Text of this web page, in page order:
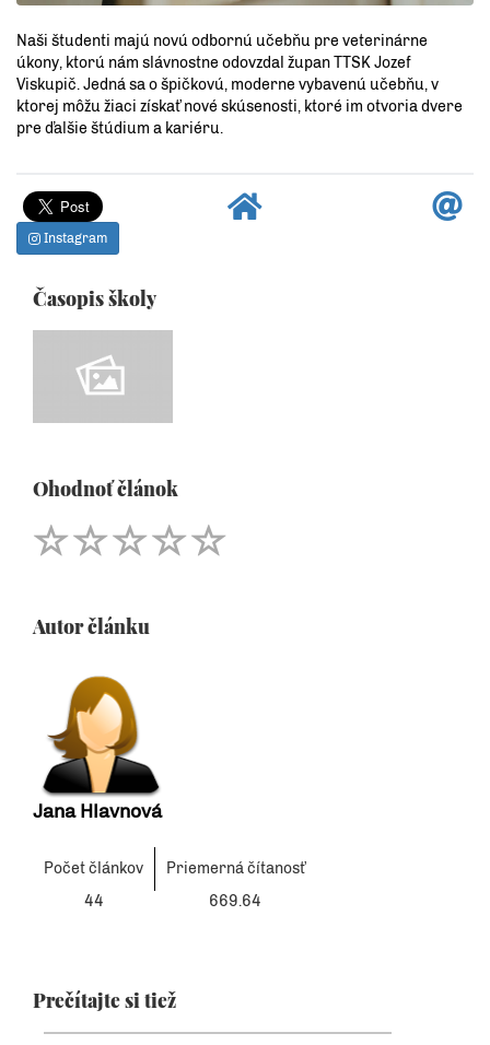
Naši študenti majú novú odbornú učebňu pre veterinárne
úkony, ktorú nám slávnostne odovzdal župan TTSK Jozef
Viskupič. Jedná sa o špičkovú, moderne vybavenú učebňu, v
ktorej môžu žiaci získať nové skúsenosti, ktoré im otvoria dvere
pre ďalšie štúdium a kariéru.
Instagram
Časopis školy
Ohodnoť článok
Autor článku
Jana Hlavnová
Počet článkov
Priemerná čítanosť
44
669.64
Prečítajte si tiež